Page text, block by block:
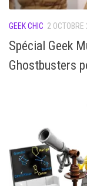
GEEK CHIC 2
Spécial Geek
Ghostbusters